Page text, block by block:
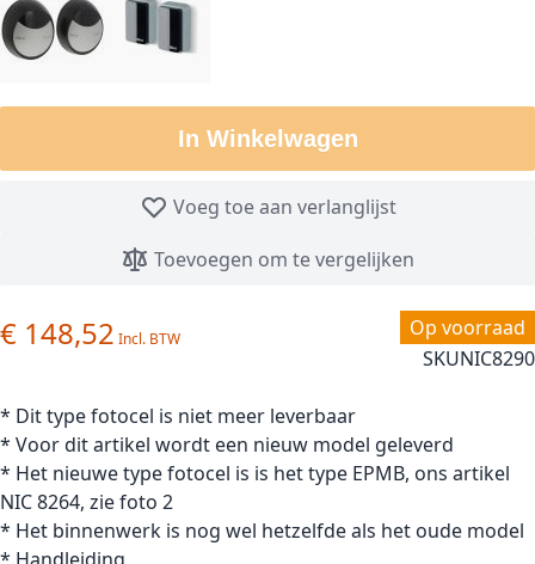
In Winkelwagen
Voeg toe aan verlanglijst
Toevoegen om te vergelijken
Op voorraad
SKUNIC8290
€ 148,52
* Dit type fotocel is niet meer leverbaar
* Voor dit artikel wordt een nieuw model geleverd
* Het nieuwe type fotocel is is het type EPMB, ons artikel
NIC 8264, zie foto 2
* Het binnenwerk is nog wel hetzelfde als het oude model